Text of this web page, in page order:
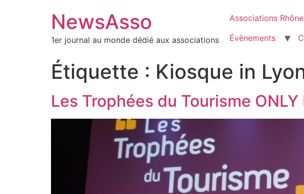
NewsAsso
1er journal au monde dédié aux associations
Associations
Évènements
Étiquette : Kiosque in
Les Trophées du Tourisme